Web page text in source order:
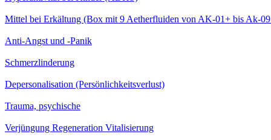
Mittel bei Erkältung (Box mit 9 Aetherfluiden von AK-01+ bis Ak-
Anti-Angst und -Panik
Schmerzlinderung
Depersonalisation (Persönlichkeitsverlust)
Trauma, psychische
Verjüngung Regeneration Vitalisierung